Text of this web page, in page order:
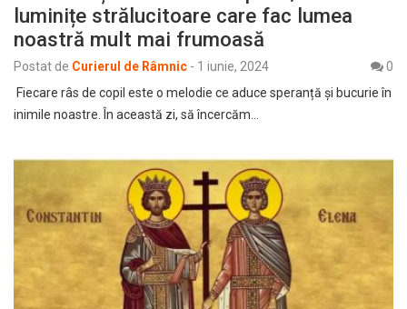
luminițe strălucitoare care fac lumea
noastră mult mai frumoasă
Postat de Curierul de Râmnic - 1 iunie, 2024
0
Fiecare râs de copil este o melodie ce aduce speranță și bucurie în
inimile noastre. În această zi, să încercăm…